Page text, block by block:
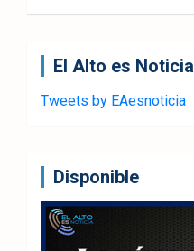
El Alto es Noticia
Tweets by EAesnoticia
Disponible